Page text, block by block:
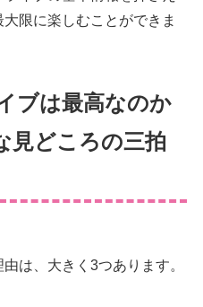
限に楽しむことができま
ブは最高なのか
見どころの三拍
は、大きく3つあります。